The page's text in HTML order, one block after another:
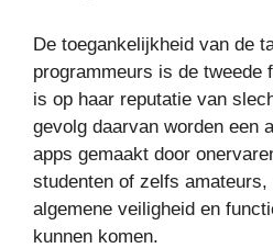
De toegankelijkheid van de
programmeurs is de tweede
is op haar reputatie van
gevolg daarvan worden een
apps gemaakt door
studenten of zelfs amateurs,
algemene veiligheid en
kunnen komen.